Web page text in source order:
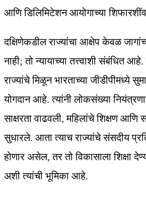
आणि डिलिमिटेशन आयोगाच्या
दक्षिणेकडील राज्यांचा आक्षेप केवळ
नाही; तो न्यायाच्या तत्त्वाशी संबंधित
राज्यांचे मिळून भारताच्या जीडीपीमध्ये
योगदान आहे. त्यांनी लोकसंख्या
साक्षरता वाढवली, महिलांचे शिक्षण आणि
सुधारले. आता त्याच राज्यांचे संसदीय
होणार असेल, तर तो विकासाला शिक्षा
अशी त्यांची भूमिका आहे.